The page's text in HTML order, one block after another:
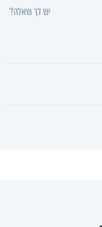
יש לך שאלה?